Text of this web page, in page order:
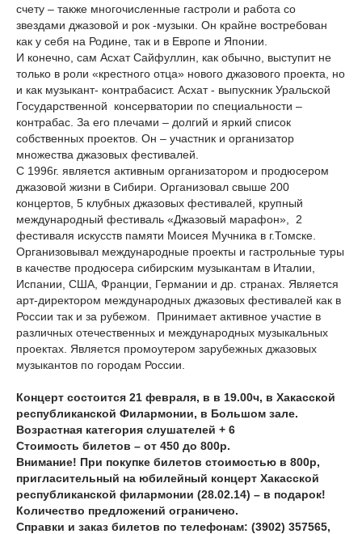
счету – также многочисленные гастроли и работа со
звездами джазовой и рок -музыки. Он крайне востребован
как у себя на Родине, так и в Европе и Японии.
И конечно, сам Асхат Сайфуллин, как обычно, выступит не
только в роли «крестного отца» нового джазового проекта, но
и как музыкант- контрабасист. Асхат - выпускник Уральской
Государственной консерватории по специальности –
контрабас. За его плечами – долгий и яркий список
собственных проектов. Он – участник и организатор
множества джазовых фестивалей.
С 1996г. является активным организатором и продюсером
джазовой жизни в Сибири. Организовал свыше 200
концертов, 5 клубных джазовых фестивалей, крупный
международный фестиваль «Джазовый марафон», 2
фестиваля искусств памяти Моисея Мучника в г.Томске.
Организовывал международные проекты и гастрольные туры
в качестве продюсера сибирским музыкантам в Италии,
Испании, США, Франции, Германии и др. странах. Является
арт-директором международных джазовых фестивалей как в
России так и за рубежом. Принимает активное участие в
различных отечественных и международных музыкальных
проектах. Является промоутером зарубежных джазовых
музыкантов по городам России.
Концерт состоится 21 февраля, в в 19.00ч, в Хакасской
республиканской Филармонии, в Большом зале.
Возрастная категория слушателей + 6
Стоимость билетов – от 450 до 800р.
Внимание! При покупке билетов стоимостью в 800р,
пригласительный на юбилейный концерт Хакасской
республиканской филармонии (28.02.14) – в подарок!
Количество предложений ограничено.
Справки и заказ билетов по телефонам: (3902) 357565,